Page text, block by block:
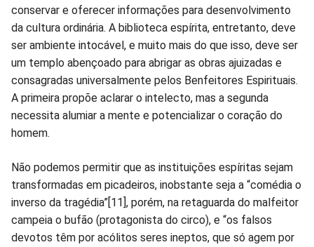
conservar e oferecer informações para desenvolvimento
da cultura ordinária. A biblioteca espírita, entretanto, deve
ser ambiente intocável, e muito mais do que isso, deve ser
um templo abençoado para abrigar as obras ajuizadas e
consagradas universalmente pelos Benfeitores Espirituais.
A primeira propõe aclarar o intelecto, mas a segunda
necessita alumiar a mente e potencializar o coração do
homem.
Não podemos permitir que as instituições espíritas sejam
transformadas em picadeiros, inobstante seja a “comédia o
inverso da tragédia”[11], porém, na retaguarda do malfeitor
campeia o bufão (protagonista do circo), e “os falsos
devotos têm por acólitos seres ineptos, que só agem por